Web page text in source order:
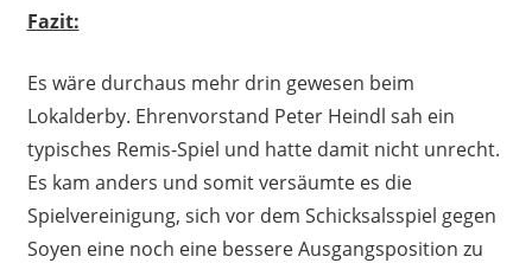
Fazit:
Es wäre durchaus mehr drin gewesen beim
Lokalderby. Ehrenvorstand Peter Heindl sah ein
typisches Remis-Spiel und hatte damit nicht unrecht.
Es kam anders und somit versäumte es die
Spielvereinigung, sich vor dem Schicksalsspiel gegen
Soyen eine noch eine bessere Ausgangsposition zu